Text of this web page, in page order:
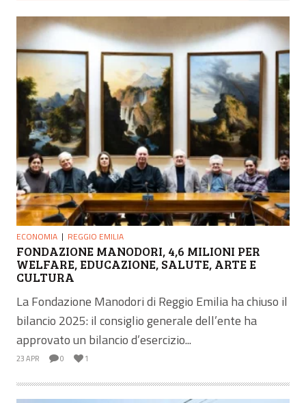
ECONOMIA REGGIO EMILIA
FONDAZIONE MANODORI, 4,6 MILIONI PER
WELFARE, EDUCAZIONE, SALUTE, ARTE E
CULTURA
La Fondazione Manodori di Reggio Emilia ha chiuso il
bilancio 2025: il consiglio generale dell’ente ha
approvato un bilancio d’esercizio...
23 APR 0 1